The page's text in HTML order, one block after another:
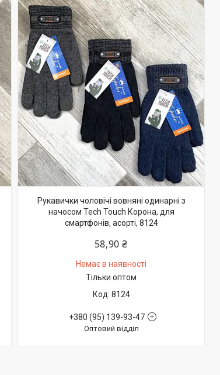
Рукавички чоловічі вовняні одинарні з
начосом Tech Touch Корона, для
смартфонів, асорті, 8124
58,90 ₴
Немає в наявності
Тільки оптом
8124
+380 (95) 139-93-47
Оптовий відділ